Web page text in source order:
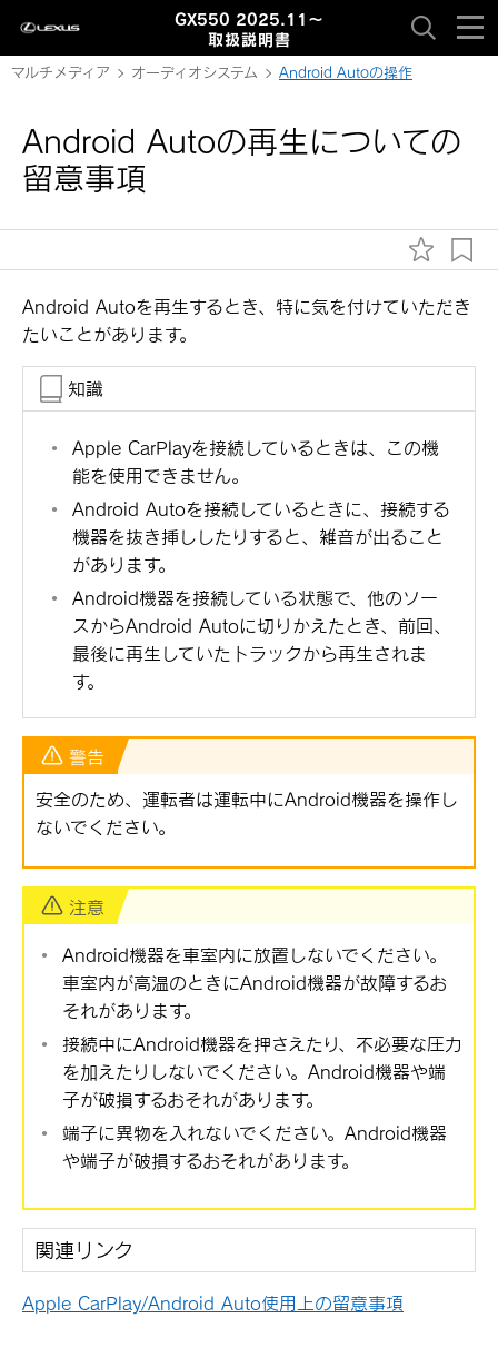
GX550 2025.11～
取扱説明書
マルチメディア オーディオシステム Android Autoの操作
Android Autoの再生についての
留意事項
Android Autoを再生するとき、特に気を付けていただき
たいことがあります。
知識
Apple CarPlayを接続しているときは、この機
能を使用できません。
Android Autoを接続しているときに、接続する
機器を抜き挿ししたりすると、雑音が出ること
があります。
Android機器を接続している状態で、他のソー
スからAndroid Autoに切りかえたとき、前回、
最後に再生していたトラックから再生されま
す。
警告
安全のため、運転者は運転中にAndroid機器を操作し
ないでください。
注意
Android機器を車室内に放置しないでください。
車室内が高温のときにAndroid機器が故障するお
それがあります。
接続中にAndroid機器を押さえたり、不必要な圧力
を加えたりしないでください。Android機器や端
子が破損するおそれがあります。
端子に異物を入れないでください。Android機器
や端子が破損するおそれがあります。
関連リンク
Apple CarPlay/Android Auto使用上の留意事項